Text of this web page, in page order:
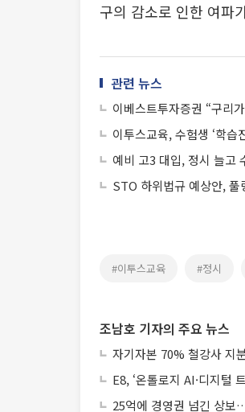
구의 감소로 인한 여파
관련 뉴스
이베스트투자증권 “구리
이투스교육, 수험생 ‘학습
예비 고3 대입, 정시 늘고
STO 하위법규 예상안, 풀
#이투스교육 #정시
조남호 기자의 주요 뉴스
자기자본 70% 철강사 지
E8, ‘온톨로지 AI·디지털
25억에 경영권 넘긴 상보